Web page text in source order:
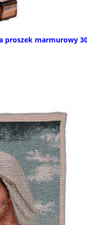
proszek marmurowy